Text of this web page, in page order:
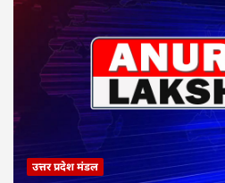
उत्तर प्रदेश मंडल